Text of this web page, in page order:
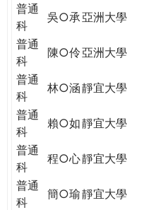
普通
科
吳○承亞洲大學
普通
科
陳○伶亞洲大學
普通
科
林○涵靜宜大學
普通
科
賴○如靜宜大學
普通
科
程○心靜宜大學
普通
科
簡○瑜靜宜大學